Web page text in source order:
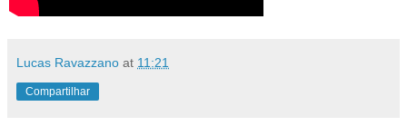
Lucas Ravazzano at 11:21
Compartilhar